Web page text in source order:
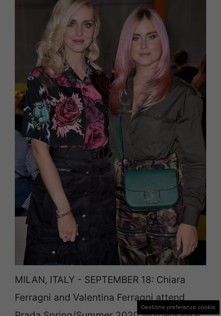
MILAN, ITALY - SEPTEMBER 18: Chiara
Ferragni and Valentina Ferragni attend
Gestione preferenze cookie